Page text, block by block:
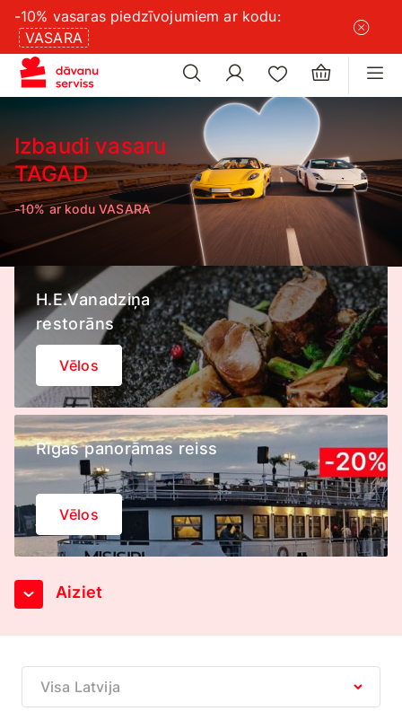
-10% vasaras piedzīvojumiem ar kodu:
VASARA
×
Izbaudi vasaru
TAGAD
-10% ar kodu VASARA
Aiziet
Rīgas panorāmas reiss
Vēlos
H.E.Vanadziņa
restorāns
Vēlos
Visa Latvija
iestatījumus
×